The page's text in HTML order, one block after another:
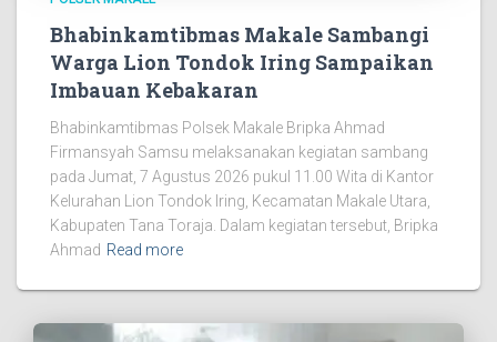
Bhabinkamtibmas Makale Sambangi
Warga Lion Tondok Iring Sampaikan
Imbauan Kebakaran
Bhabinkamtibmas Polsek Makale Bripka Ahmad
Firmansyah Samsu melaksanakan kegiatan sambang
pada Jumat, 7 Agustus 2026 pukul 11.00 Wita di Kantor
Kelurahan Lion Tondok Iring, Kecamatan Makale Utara,
Kabupaten Tana Toraja. Dalam kegiatan tersebut, Bripka
Ahmad Read more